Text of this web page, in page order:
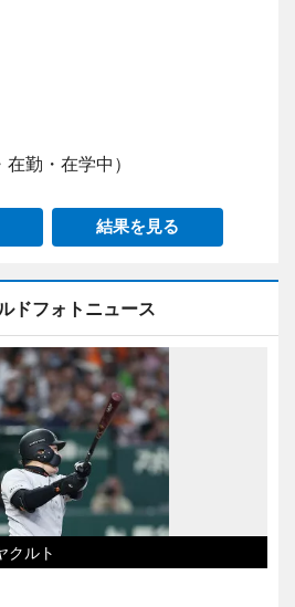
勤・在学中）
結果を見る
ドフォトニュース
クルト